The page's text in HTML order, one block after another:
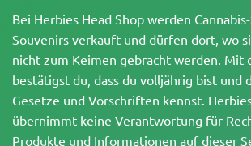
Bei Herbies Head Shop werden
Souvenirs verkauft und dürfen dort, wo
nicht zum Keimen gebracht werden. Mit
bestätigst du, dass du volljährig bist und
Gesetze und Vorschriften kennst.
übernimmt keine Verantwortung für
Produkte und Informationen auf dieser